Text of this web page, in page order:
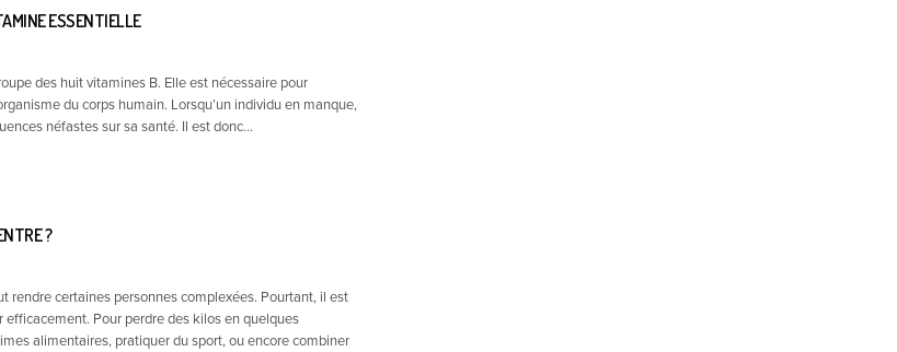
ESSENTIELLE
des huit vitamines B. Elle est nécessaire pour
du corps humain. Lorsqu’un individu en manque,
néfastes sur sa santé. Il est donc…
?
rendre certaines personnes complexées. Pourtant, il est
efficacement. Pour perdre des kilos en quelques
alimentaires, pratiquer du sport, ou encore combiner